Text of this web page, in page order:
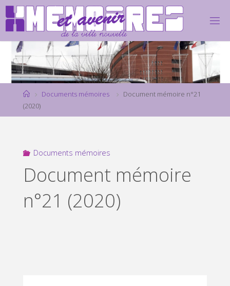
Skip
to
content
HomeDocuments mémoires
Document mémoire n°21
(2020)
Documents mémoires
Document mémoire
n°21 (2020)